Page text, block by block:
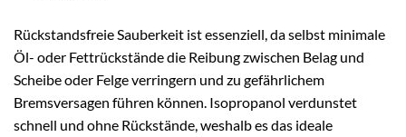
Rückstandsfreie Sauberkeit ist essenziell, da selbst minimale
Öl- oder Fettrückstände die Reibung zwischen Belag und
Scheibe oder Felge verringern und zu gefährlichem
Bremsversagen führen können. Isopropanol verdunstet
schnell und ohne Rückstände, weshalb es das ideale